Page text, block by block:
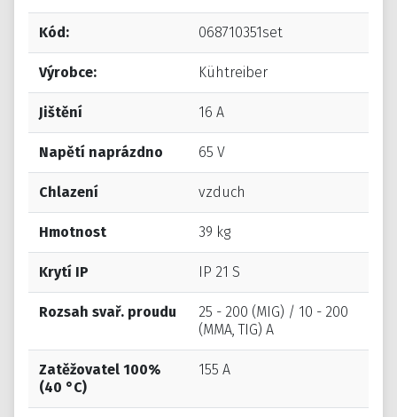
Kód: 068710351set
Výrobce: Kühtreiber
Jištění 16 A
Napětí naprázdno 65 V
Chlazení vzduch
Hmotnost 39 kg
Krytí IP IP 21 S
Rozsah svař. proudu
25 - 200 (MIG) / 10 - 200
(MMA, TIG) A
Zatěžovatel 100%
(40 °C)
155 A